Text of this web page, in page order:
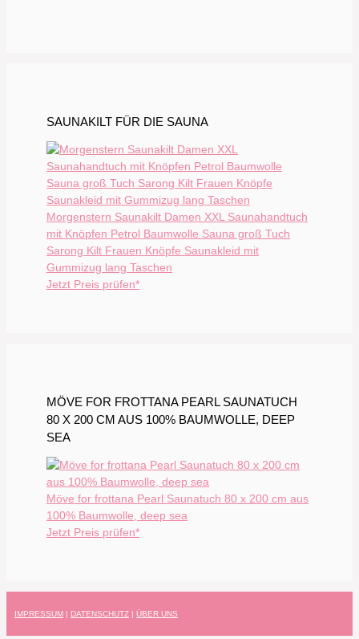
SAUNAKILT FÜR DIE SAUNA
Morgenstern Saunakilt Damen XXL Saunahandtuch
mit Knöpfen Petrol Baumwolle Sauna groß Tuch
Sarong Kilt Frauen Knöpfe Saunakleid mit
Gummizug lang Taschen
Jetzt Preis prüfen*
MÖVE FOR FROTTANA PEARL SAUNATUCH
80 X 200 CM AUS 100% BAUMWOLLE, DEEP
SEA
Möve for frottana Pearl Saunatuch 80 x 200 cm aus
100% Baumwolle, deep sea
Jetzt Preis prüfen*
IMPRESSUM | DATENSCHUTZ | ÜBER UNS